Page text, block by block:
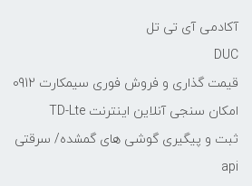
آکادمی آی تی تل
DUC
قیمت گذاری و فروش فوری سیمکارت 0912
امکان سنجی آنلاین اینترنت TD-Lte
ثبت و پیگیری گوشی های گمشده/ سرقتی
api